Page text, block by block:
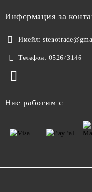
Информация за
Имейл:
Телефон: 052643146
Ние работим с